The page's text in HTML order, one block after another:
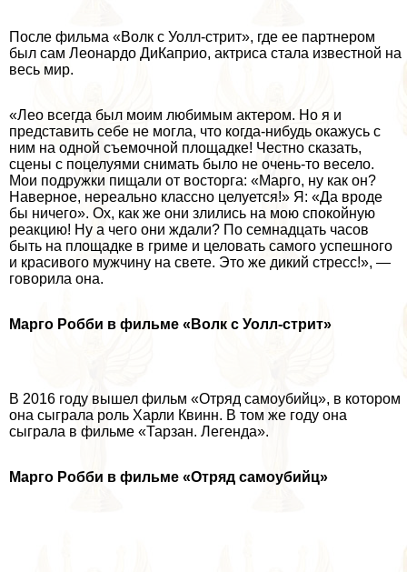
После фильма «Волк с Уолл-стрит», где ее партнером
был сам Леонардо ДиКаприо, актриса стала известной на
весь мир.
«Лео всегда был моим любимым актером. Но я и
представить себе не могла, что когда-нибудь окажусь с
ним на одной съемочной площадке! Честно сказать,
сцены с поцелуями снимать было не очень-то весело.
Мои подружки пищали от восторга: «Марго, ну как он?
Наверное, нереально классно целуется!» Я: «Да вроде
бы ничего». Ох, как же они злились на мою спокойную
реакцию! Ну а чего они ждали? По семнадцать часов
быть на площадке в гриме и целовать самого успешного
и красивого мужчину на свете. Это же дикий стресс!», —
говорила она.
Марго Робби в фильме «Волк с Уолл-стрит»
В 2016 году вышел фильм «Отряд самоубийц», в котором
она сыграла роль Харли Квинн. В том же году она
сыграла в фильме «Тарзан. Легенда».
Марго Робби в фильме «Отряд самоубийц»